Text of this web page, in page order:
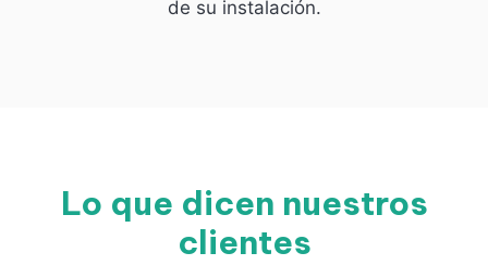
de su instalación.
Lo que dicen nuestros
clientes